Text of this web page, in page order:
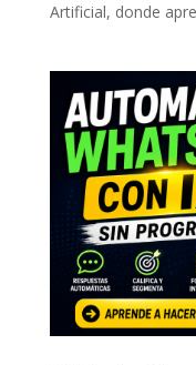
Artificial, donde